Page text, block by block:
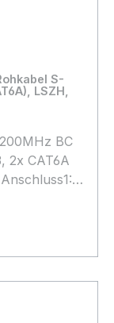
S-
LSZH,
BC
2x CAT6A
mit
Mantel: